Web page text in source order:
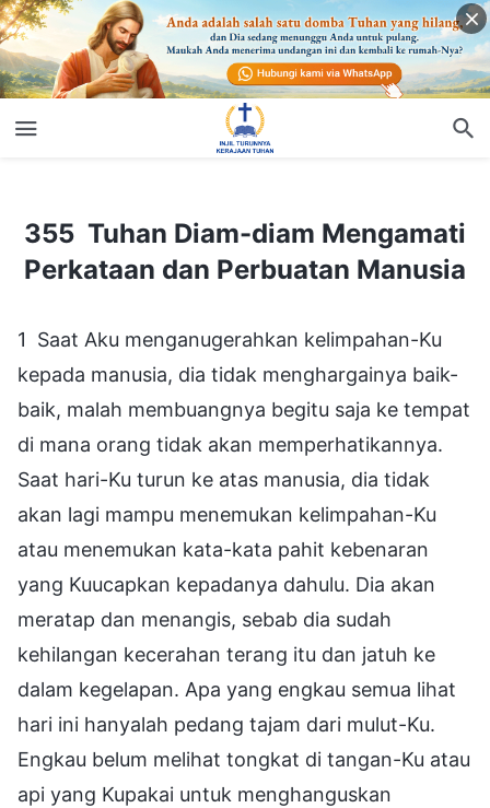
355 Tuhan Diam-diam Mengamati
Perkataan dan Perbuatan Manusia
1 Saat Aku menganugerahkan kelimpahan-Ku
kepada manusia, dia tidak menghargainya baik-
baik, malah membuangnya begitu saja ke tempat
di mana orang tidak akan memperhatikannya.
Saat hari-Ku turun ke atas manusia, dia tidak
akan lagi mampu menemukan kelimpahan-Ku
atau menemukan kata-kata pahit kebenaran
yang Kuucapkan kepadanya dahulu. Dia akan
meratap dan menangis, sebab dia sudah
kehilangan kecerahan terang itu dan jatuh ke
dalam kegelapan. Apa yang engkau semua lihat
hari ini hanyalah pedang tajam dari mulut-Ku.
Engkau belum melihat tongkat di tangan-Ku atau
api yang Kupakai untuk menghanguskan